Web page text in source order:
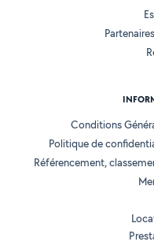
Conditions
Politique de
Référencement,